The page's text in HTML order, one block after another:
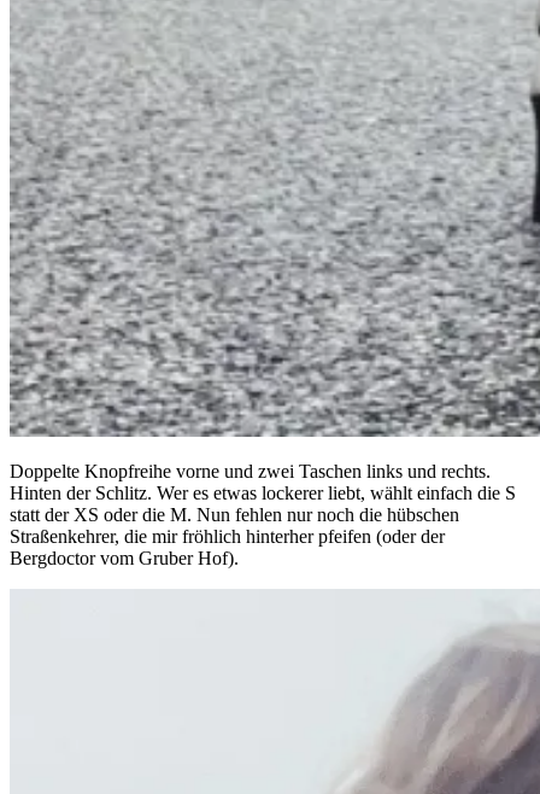
Doppelte Knopfreihe vorne und zwei Taschen links und rechts.
Hinten der Schlitz. Wer es etwas lockerer liebt, wählt einfach die S
statt der XS oder die M. Nun fehlen nur noch die hübschen
Straßenkehrer, die mir fröhlich hinterher pfeifen (oder der
Bergdoctor vom Gruber Hof).